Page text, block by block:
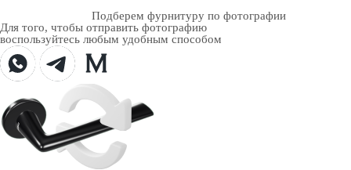
Подберем фурнитуру по фотографии
Для того, чтобы отправить фотографию
воспользуйтесь любым удобным способом